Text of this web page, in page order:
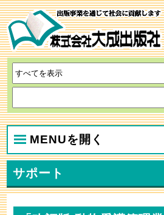
MENUを開く
サポート